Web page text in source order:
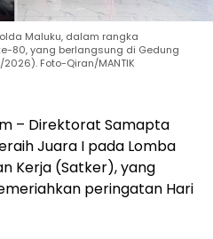
Maluku, dalam rangka
80, yang berlangsung di Gedung
Foto-Qiran/MANTIK
– Direktorat Samapta
Juara I pada Lomba
Kerja (Satker), yang
peringatan Hari